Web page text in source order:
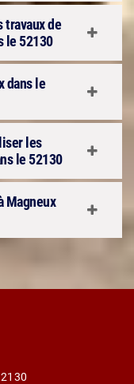
travaux de
le 52130
dans le
les
le 52130
Magneux